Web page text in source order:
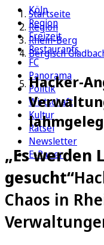
Köln
Region
Freizeit
Restaurants
FC
Panorama
Politik
Wirtschaft
Kultur
Rätsel
Newsletter
E-Paper
Startseite
Region
Rhein-Berg
Bergisch
Hacker-
„Es werden
gesucht“
Chaos in